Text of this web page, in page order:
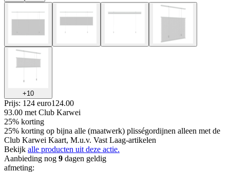
+10
Prijs: 124 euro124.00
93.00 met Club Karwei
25% korting
25% korting op bijna alle (maatwerk) plisségordijnen alleen met de
Club Karwei Kaart, M.u.v. Vast Laag-artikelen
Bekijk alle producten uit deze actie.
Aanbieding nog 9 dagen geldig
afmeting: